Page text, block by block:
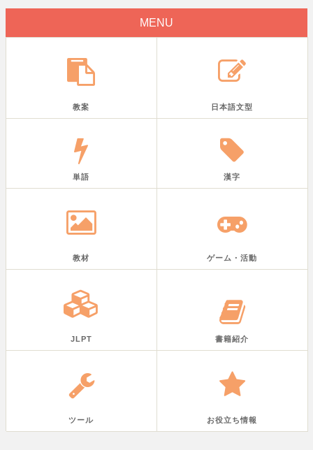
MENU
教案 日本語文型
単語 漢字
教材 ゲーム・活動
JLPT 書籍紹介
ツール お役立ち情報